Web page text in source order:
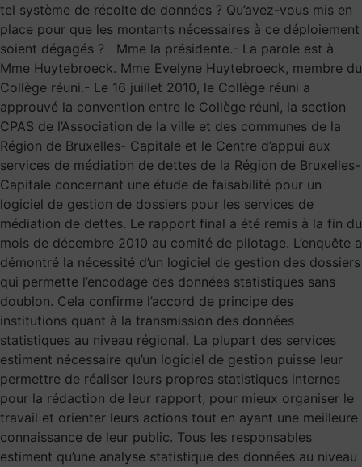
tel système de récolte de données ? Qu’avez-vous mis en
place pour que les montants nécessaires à ce déploiement
soient dégagés ? Mme la présidente.- La parole est à
Mme Huytebroeck. Mme Evelyne Huytebroeck, membre du
Collège réuni.- Le 16 juillet 2010, le Collège réuni a
approuvé la convention entre le Collège réuni, la section
CPAS de l’Association de la ville et des communes de la
Région de Bruxelles- Capitale et le Centre d’appui aux
services de médiation de dettes de la Région de Bruxelles-
Capitale concernant une étude de faisabilité pour un
logiciel de gestion de dossiers pour les services de
médiation de dettes. Le rapport final a été remis à la fin du
mois de décembre 2010 au comité de pilotage. L’enquête a
démontré la nécessité d’un logiciel de gestion des dossiers
qui permette l’encodage des données statistiques sans
doublon. Cela confirme l’accord de principe des
institutions quant à la transmission des données
statistiques au niveau régional. La plupart des services
estiment nécessaire qu’un logiciel de gestion puisse leur
permettre de réaliser leurs propres statistiques internes
pour la rédaction de leur rapport, pour mieux organiser le
travail et orienter leurs actions tout en ayant une meilleure
connaissance de leur public. Tous les responsables
estiment qu’une analyse statistique des données au niveau